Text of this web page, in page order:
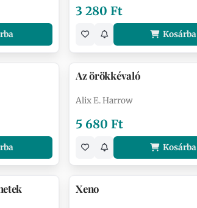
3 280 Ft
Kosárba
Az örökkévaló
Alix E. Harrow
5 680 Ft
Kosárba
Xeno